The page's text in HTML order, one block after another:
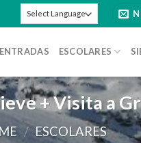
ENTRADAS ESCOLARES
+ Visita a
/ ESCOLARES